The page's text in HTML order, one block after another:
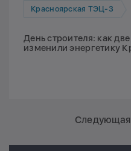
Красноярская ТЭЦ-3
День строителя: как
изменили энергетику
Следующая